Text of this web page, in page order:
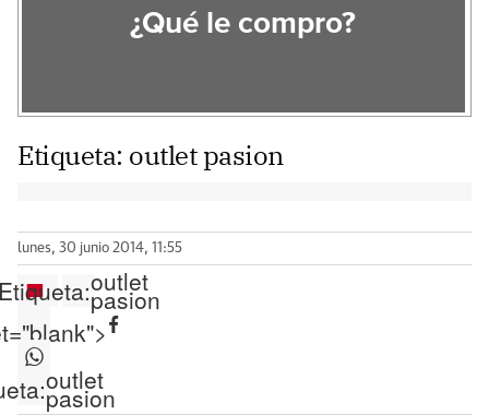
¿Qué le compro?
Etiqueta: outlet pasion
lunes, 30 junio 2014, 11:55
outlet
pasion
outlet
pasion